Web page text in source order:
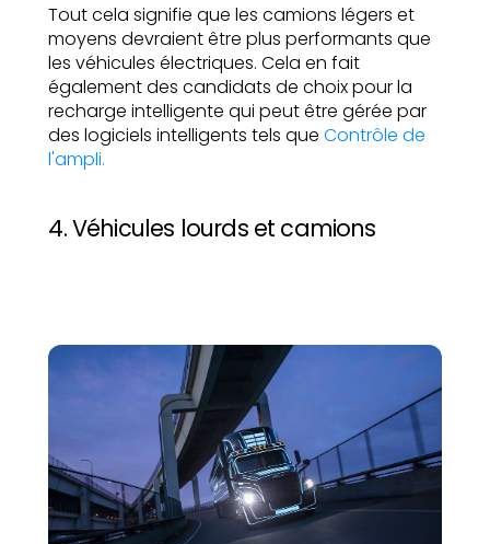
Tout cela signifie que les camions légers et
moyens devraient être plus performants que
les véhicules électriques. Cela en fait
également des candidats de choix pour la
recharge intelligente qui peut être gérée par
des logiciels intelligents tels queContrôle de
l'ampli.
4. Véhicules lourds et camions